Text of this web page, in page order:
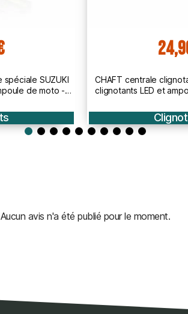
universelle pour
de moto HONDA
CHAFT centrale
clignotants LED
Aucun avis n'a été publié pour le moment.